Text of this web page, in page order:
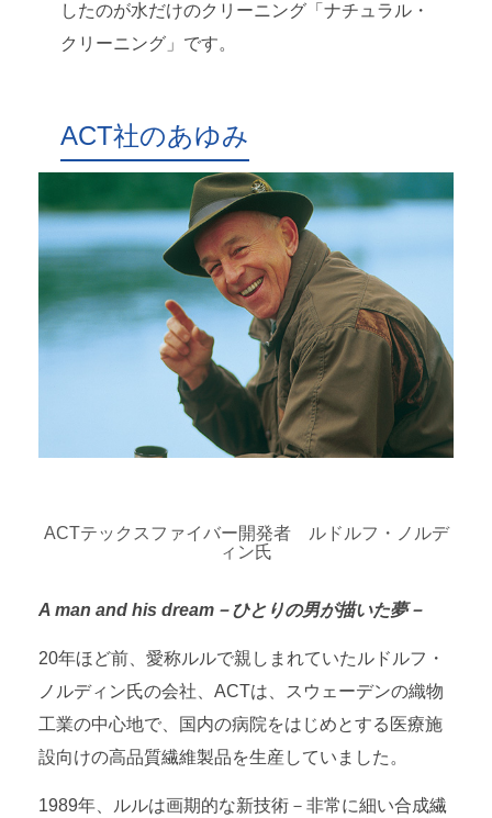
したのが水だけのクリーニング「ナチュラル・
クリーニング」です。
ACT社のあゆみ
ACTテックスファイバー開発者 ルドルフ・ノルデ
ィン氏
A man and his dream－ひとりの男が描いた夢－
20年ほど前、愛称ルルで親しまれていたルドルフ・
ノルディン氏の会社、ACTは、スウェーデンの織物
工業の中心地で、国内の病院をはじめとする医療施
設向けの高品質繊維製品を生産していました。
1989年、ルルは画期的な新技術－非常に細い合成繊